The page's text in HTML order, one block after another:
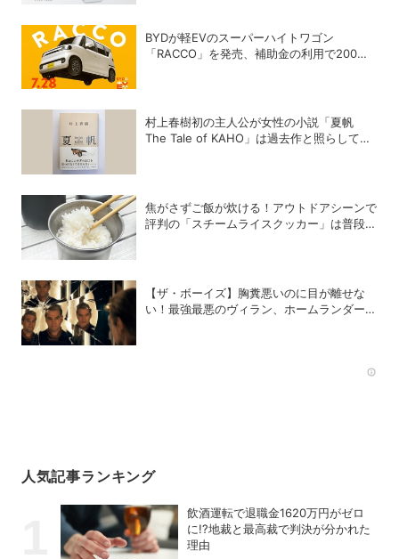
BYDが軽EVのスーパーハイトワゴン
「RACCO」を発売、補助金の利用で200万
村上春樹初の主人公が女性の小説「夏帆
The Tale of KAHO」は過去作と照らして読
焦がさずご飯が炊ける！アウトドアシーンで
評判の「スチームライスクッカー」は普段使
【ザ・ボーイズ】胸糞悪いのに目が離せな
い！最強最悪のヴィラン、ホームランダーの
人気記事ランキング
飲酒運転で退職金1620万円がゼロ
に!?地裁と最高裁で判決が分かれた
理由